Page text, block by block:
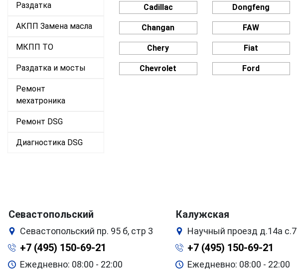
Раздатка
АКПП Замена масла
МКПП ТО
Раздатка и мосты
Ремонт
мехатроника
Ремонт DSG
Диагностика DSG
Cadillac
Changan
Chery
Chevrolet
Dongfeng
FAW
Fiat
Ford
Севастопольский
Севастопольский пр. 95 б, стр 3
+7 (495) 150-69-21
Ежедневно: 08:00 - 22:00
Калужская
Научный проезд д.14а с.7
+7 (495) 150-69-21
Ежедневно: 08:00 - 22:00